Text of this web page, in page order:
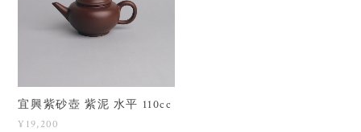
宜興紫砂壺 紫泥 水平 110cc
¥19,200